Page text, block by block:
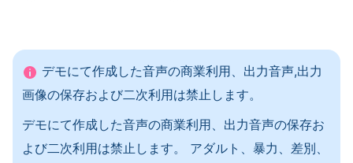
デモにて作成した音声の商業利用、出力音声,出力
画像の保存および二次利用は禁止します。
デモにて作成した音声の商業利用、出力音声の保存お
よび二次利用は禁止します。 アダルト、暴力、差別、